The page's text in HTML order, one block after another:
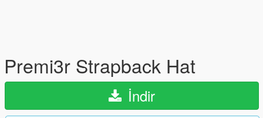
Premi3r Strapback Hat
İndir